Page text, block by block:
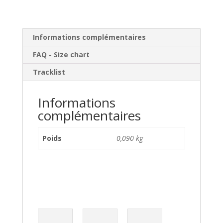
Informations complémentaires
FAQ - Size chart
Tracklist
Informations
complémentaires
Poids 0,090 kg